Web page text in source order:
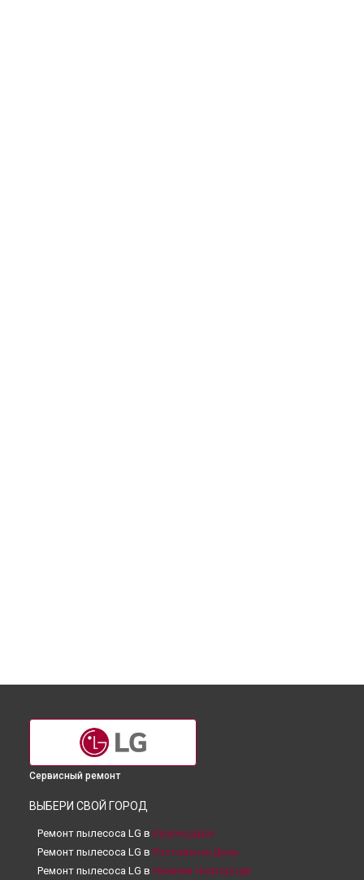
Сервисный ремонт
ВЫБЕРИ СВОЙ ГОРОД
Ремонт пылесоса LG в Краснодаре
Ремонт пылесоса LG в Ростове-на-Дону
Ремонт пылесоса LG в Нижнем Новгороде